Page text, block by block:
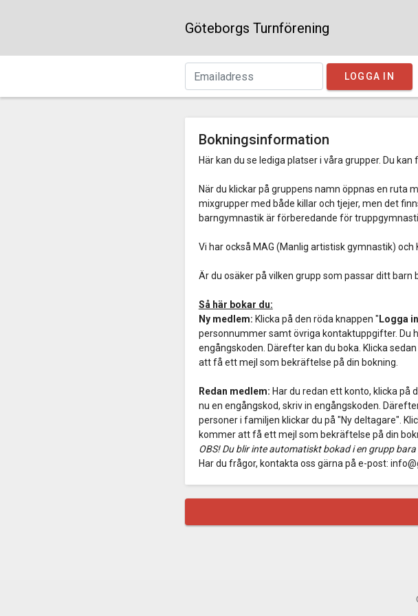
Göteborgs Turnförening
LOGGA IN
Bokningsinformation
Här kan du se lediga platser i våra grupper. Du
När du klickar på gruppens namn öppnas en
mixgrupper med både killar och tjejer, men det
barngymnastik är förberedande för
Vi har också MAG (Manlig artistisk gymnastik) och
Är du osäker på vilken grupp som passar ditt
Så här bokar du:
Ny medlem: Klicka på den röda knappen " Logga in
personnummer samt övriga kontaktuppgifter. Du
engångskoden. Därefter kan du boka. Klicka
att få ett mejl som bekräftelse på din bokning.
Redan medlem: Har du redan ett konto, klicka på
nu en engångskod, skriv in engångskoden.
personer i familjen klickar du på "Ny deltagare".
kommer att få ett mejl som bekräftelse på din
OBS! Du blir inte automatiskt bokad i en grupp
Har du frågor, kontakta oss gärna på e-post: